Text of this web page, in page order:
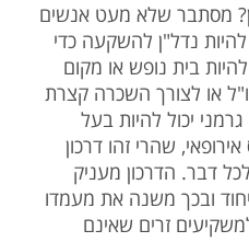
מסתבר שלא מעט אנשים
להיות נדל"ן להשקעה כדי
בית נופש או מקום
או לצורך השכרה קצרת
יכול להיות בעל
שהרי זהו דרכון
דבר. הדרכון מעניק
ובכך משנה את מעמדו
זרים שאינם